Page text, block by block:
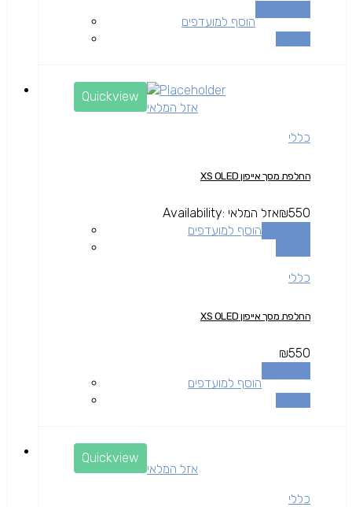
הוסף למועדפים
Quickview
אזל המלאי
כללי
החלפת מסך אייפון XS OLED
₪550
Availability: אזל המלאי
הוסף למועדפים
כללי
החלפת מסך אייפון XS OLED
₪550
הוסף למועדפים
Quickview
אזל המלאי
כללי